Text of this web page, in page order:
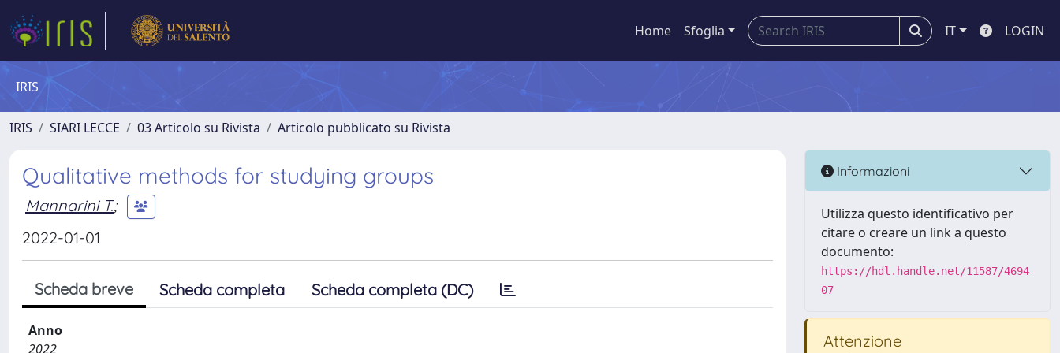
Home Sfoglia IT LOGIN
IRIS
IRIS SIARI LECCE 03 Articolo su Rivista Articolo pubblicato su Rivista
Qualitative methods for studying groups
Mannarini T.;
2022-01-01
Scheda breve Scheda completa Scheda completa (DC)
Anno
2022
Informazioni
Utilizza questo identificativo per
citare o creare un link a questo
documento:
https://hdl.handle.net/11587/4694
07
Attenzione